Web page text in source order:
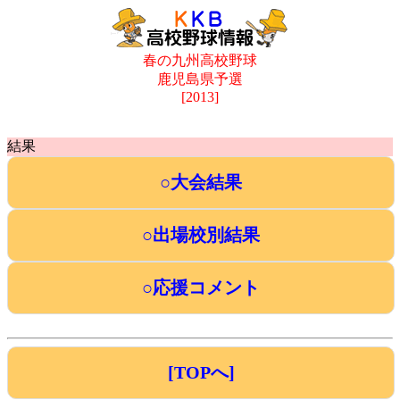
春の九州高校野球
鹿児島県予選
[2013]
結果
○大会結果
○出場校別結果
○応援コメント
[TOPへ]